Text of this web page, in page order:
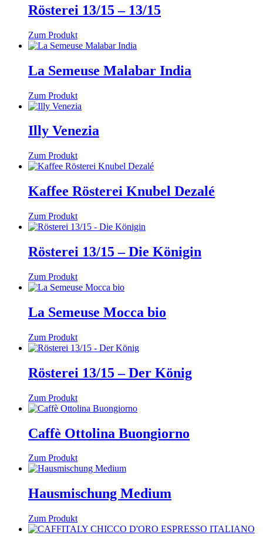
Rösterei 13/15 – 13/15
Zum Produkt
La Semeuse Malabar India
Zum Produkt
Illy Venezia
Zum Produkt
Kaffee Rösterei Knubel Dezalé
Zum Produkt
Rösterei 13/15 – Die Königin
Zum Produkt
La Semeuse Mocca bio
Zum Produkt
Rösterei 13/15 – Der König
Zum Produkt
Caffè Ottolina Buongiorno
Zum Produkt
Hausmischung Medium
Zum Produkt